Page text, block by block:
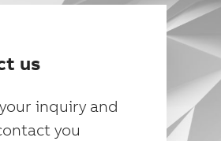
us
inquiry and
you